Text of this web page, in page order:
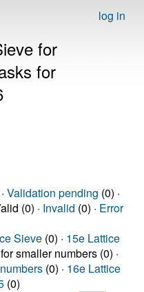
log in
for
for
Validation pending (0) ·
(0) · Invalid (0) · Error
Sieve (0) · 15e Lattice
smaller numbers (0) ·
(0) · 16e Lattice
(0)